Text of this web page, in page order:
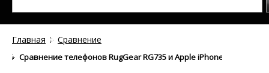
Главная Сравнение
Сравнение телефонов RugGear RG735 и Apple iPhone 11 64Gb